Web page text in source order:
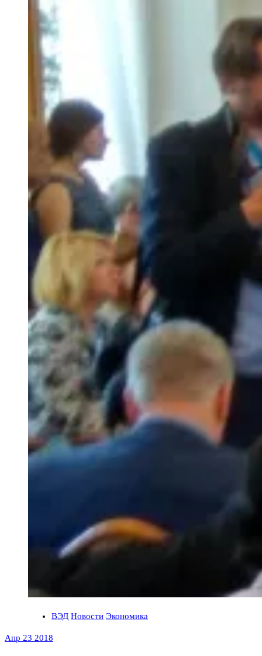
ВЭД Новости Экономика
Апр 23 2018